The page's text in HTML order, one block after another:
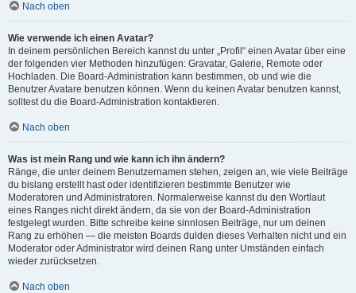
Nach oben
Wie verwende ich einen Avatar?
In deinem persönlichen Bereich kannst du unter „Profil“ einen Avatar über eine
der folgenden vier Methoden hinzufügen: Gravatar, Galerie, Remote oder
Hochladen. Die Board-Administration kann bestimmen, ob und wie die
Benutzer Avatare benutzen können. Wenn du keinen Avatar benutzen kannst,
solltest du die Board-Administration kontaktieren.
Nach oben
Was ist mein Rang und wie kann ich ihn ändern?
Ränge, die unter deinem Benutzernamen stehen, zeigen an, wie viele Beiträge
du bislang erstellt hast oder identifizieren bestimmte Benutzer wie
Moderatoren und Administratoren. Normalerweise kannst du den Wortlaut
eines Ranges nicht direkt ändern, da sie von der Board-Administration
festgelegt wurden. Bitte schreibe keine sinnlosen Beiträge, nur um deinen
Rang zu erhöhen — die meisten Boards dulden dieses Verhalten nicht und ein
Moderator oder Administrator wird deinen Rang unter Umständen einfach
wieder zurücksetzen.
Nach oben